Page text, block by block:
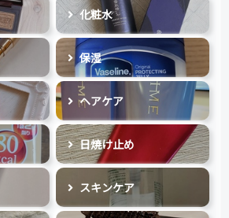
化粧水
保湿
ヘアケア
日焼け止め
スキンケア